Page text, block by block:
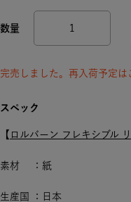
完売しました。再入荷予定は
スペック
【 ロルバーン フレキシブル
素材 ：紙
生産国 ：日本